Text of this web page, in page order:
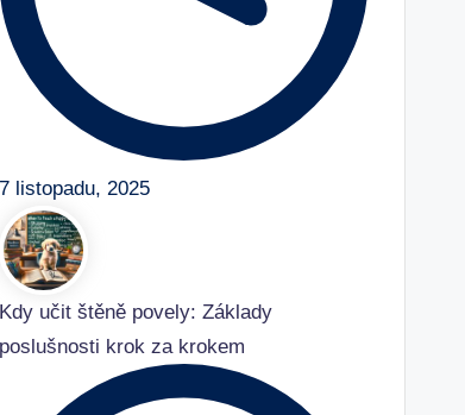
7 listopadu, 2025
Kdy učit štěně povely: Základy
poslušnosti krok za krokem